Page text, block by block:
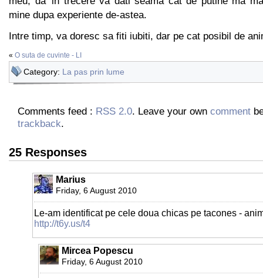
mine dupa experiente de-astea.
Intre timp, va doresc sa fiti iubiti, dar pe cat posibil de
« O suta de cuvinte - LI
Category: La pas prin lume
Comments feed : RSS 2.0. Leave your own comment
trackback.
25 Responses
Marius
Friday, 6 August 2010
Le-am identificat pe cele doua chicas pe tacones -
http://t6y.us/t4
Mircea Popescu
Friday, 6 August 2010